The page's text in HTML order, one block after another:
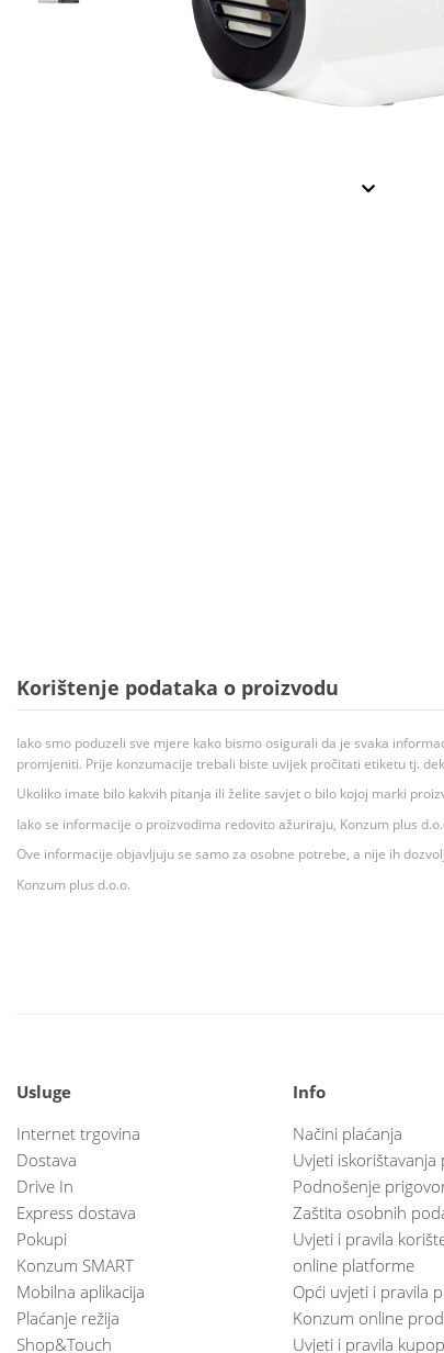
Korištenje podataka o proizvodu
Iako smo poduzeli sve mjere kako bismo osigurali da je svaka
promjeniti. Prije konzumacije trebali biste uvijek pročitati etiketu tj.
Ukoliko imate bilo kakvih pitanja ili želite savjet o bilo kojoj marki
Iako se informacije o proizvodima redovito ažuriraju, Konzum plus
Ove informacije objavljuju se samo za osobne potrebe, a nije ih
Konzum plus d.o.o.
Usluge
Internet trgovina
Dostava
Drive In
Express dostava
Pokupi
Konzum SMART
Mobilna aplikacija
Plaćanje režija
Shop&Touch
Info
Načini plaćanja
Uvjeti
Podnošenje
Zaštita osobnih
Uvjeti i pravila
online platforme
Opći uvjeti i pravila
Konzum online
Uvjeti i pravila